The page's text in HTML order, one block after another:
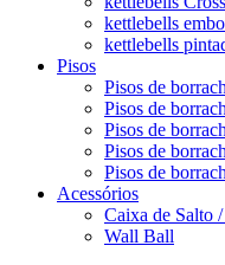
kettlebells
kettlebells
Pisos
Pisos de
Pisos de
Pisos de
Pisos de
Pisos de
Acessórios
Caixa de Salto
Wall Ball